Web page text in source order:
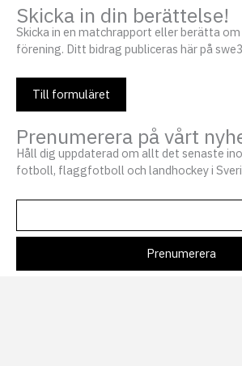
Skicka in din berättelse!
Skicka in en matchrapport eller berätta om
förening. Ditt bidrag publiceras här på
Till formuläret
Prenumerera på vårt
Håll dig uppdaterad om allt det senaste
fotboll, flaggfotboll och landhockey i